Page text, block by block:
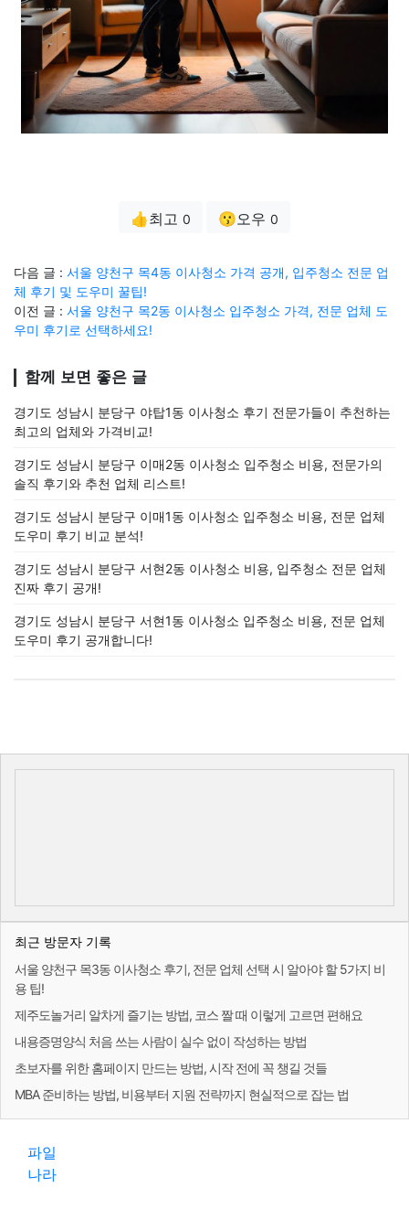
👍최고 0 😗오우 0
다음 글 : 서울 양천구 목4동 이사청소 가격 공개, 입주청소 전문 업
체 후기 및 도우미 꿀팁!
이전 글 : 서울 양천구 목2동 이사청소 입주청소 가격, 전문 업체 도
우미 후기로 선택하세요!
함께 보면 좋은 글
경기도 성남시 분당구 야탑1동 이사청소 후기 전문가들이 추천하는
최고의 업체와 가격비교!
경기도 성남시 분당구 이매2동 이사청소 입주청소 비용, 전문가의
솔직 후기와 추천 업체 리스트!
경기도 성남시 분당구 이매1동 이사청소 입주청소 비용, 전문 업체
도우미 후기 비교 분석!
경기도 성남시 분당구 서현2동 이사청소 비용, 입주청소 전문 업체
진짜 후기 공개!
경기도 성남시 분당구 서현1동 이사청소 입주청소 비용, 전문 업체
도우미 후기 공개합니다!
최근 방문자 기록
서울 양천구 목3동 이사청소 후기, 전문 업체 선택 시 알아야 할 5가지 비
용 팁!
제주도놀거리 알차게 즐기는 방법, 코스 짤 때 이렇게 고르면 편해요
내용증명양식 처음 쓰는 사람이 실수 없이 작성하는 방법
초보자를 위한 홈페이지 만드는 방법, 시작 전에 꼭 챙길 것들
MBA 준비하는 방법, 비용부터 지원 전략까지 현실적으로 잡는 법
파일
나라